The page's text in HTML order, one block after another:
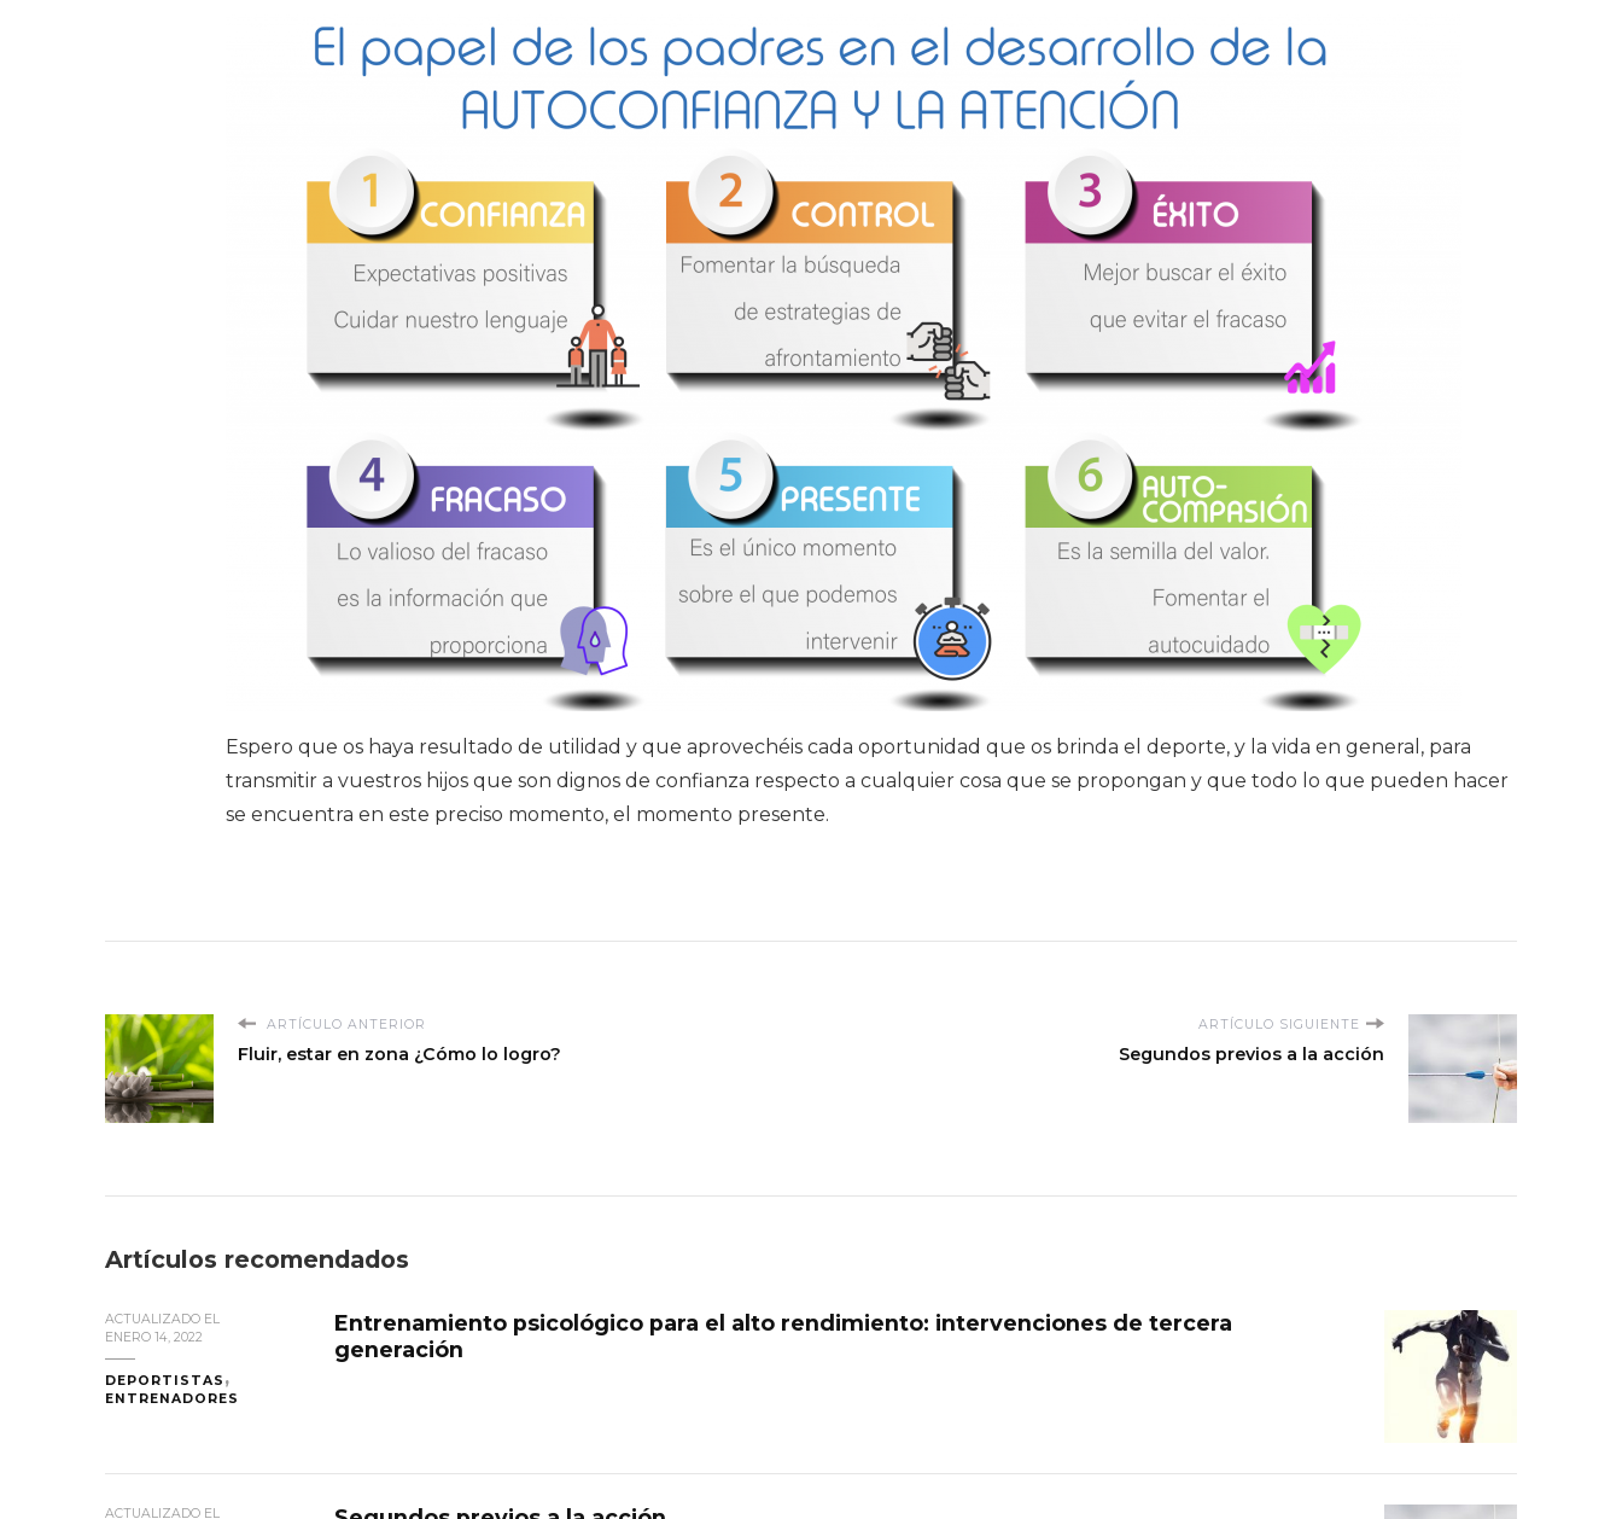
Espero que os haya resultado de utilidad y que aprovechéis cada oportunidad que os brinda el deporte, y la vida en general, para
transmitir a vuestros hijos que son dignos de confianza respecto a cualquier cosa que se propongan y que todo lo que pueden hacer
se encuentra en este preciso momento, el momento presente.
ARTÍCULO ANTERIOR
Fluir, estar en zona ¿Cómo lo logro?
ARTÍCULO SIGUIENTE
Segundos previos a la acción
Artículos recomendados
ACTUALIZADO EL
ENERO 14, 2022
DEPORTISTAS
ENTRENADORES
Entrenamiento psicológico para el alto rendimiento: intervenciones de tercera
generación
ACTUALIZADO EL